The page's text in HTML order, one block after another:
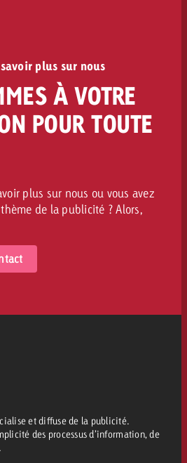
plus sur nous
À VOTRE
POUR TOUTE
plus sur nous ou vous avez
de la publicité ? Alors,
et diffuse de la publicité.
des processus d’information, de